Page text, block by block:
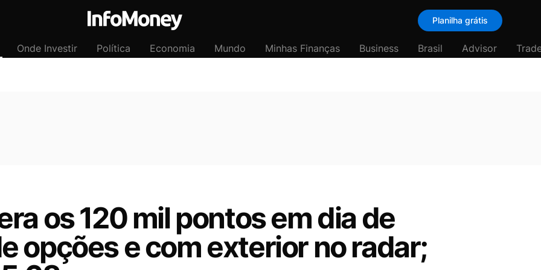
Planilha grátis
Onde Investir Política Economia Mundo Minhas Finanças Business Brasil Advisor
os 120 mil pontos em dia de
opções e com exterior no radar;